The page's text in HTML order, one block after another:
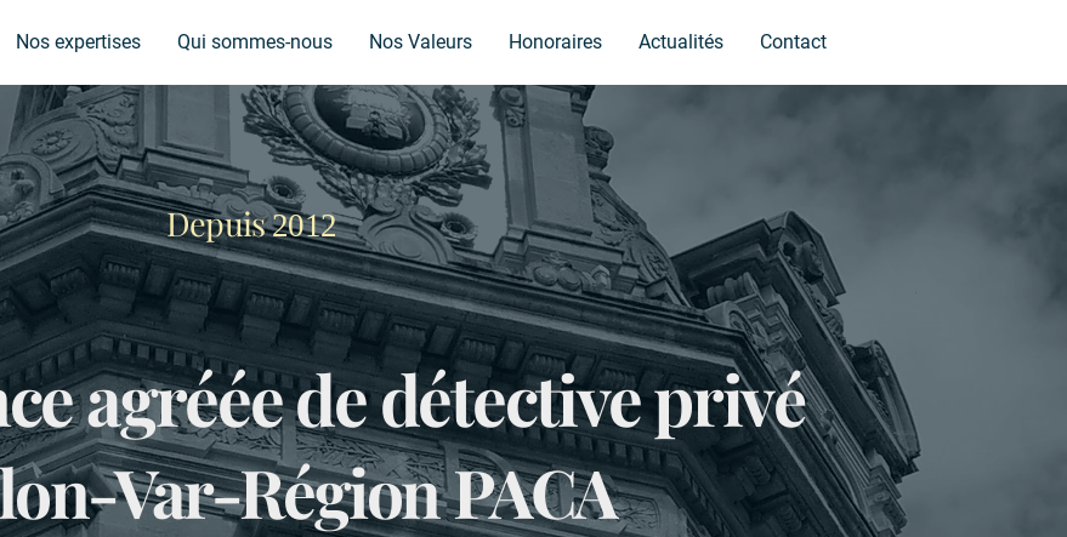
Nos expertises Qui sommes-nous Nos Valeurs Honoraires Actualités Contact
Depuis2012
agréée de détective privé
Var-Région PACA